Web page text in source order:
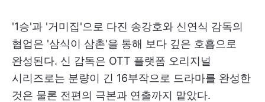
'1승'과 '거미집'으로 다진 송강호와 신연식 감독의
협업은 '삼식이 삼촌'을 통해 보다 깊은 호흡으로
완성된다. 신 감독은 OTT 플랫폼 오리지널
시리즈로는 분량이 긴 16부작으로 드라마를 완성한
것은 물론 전편의 극본과 연출까지 맡았다.